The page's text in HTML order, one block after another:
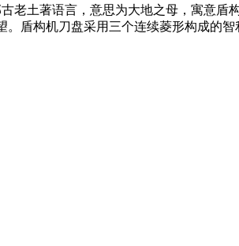
土著语言，意思为大地之母，寓意盾
盾构机刀盘采用三个连续菱形构成的